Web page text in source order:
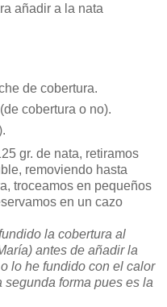
añadir a la nata
de cobertura.
cobertura o no).
gr. de nata, retiramos
removiendo hasta
troceamos en pequeños
en un cazo
la cobertura al
antes de añadir la
lo he fundido con el calor
forma pues es la